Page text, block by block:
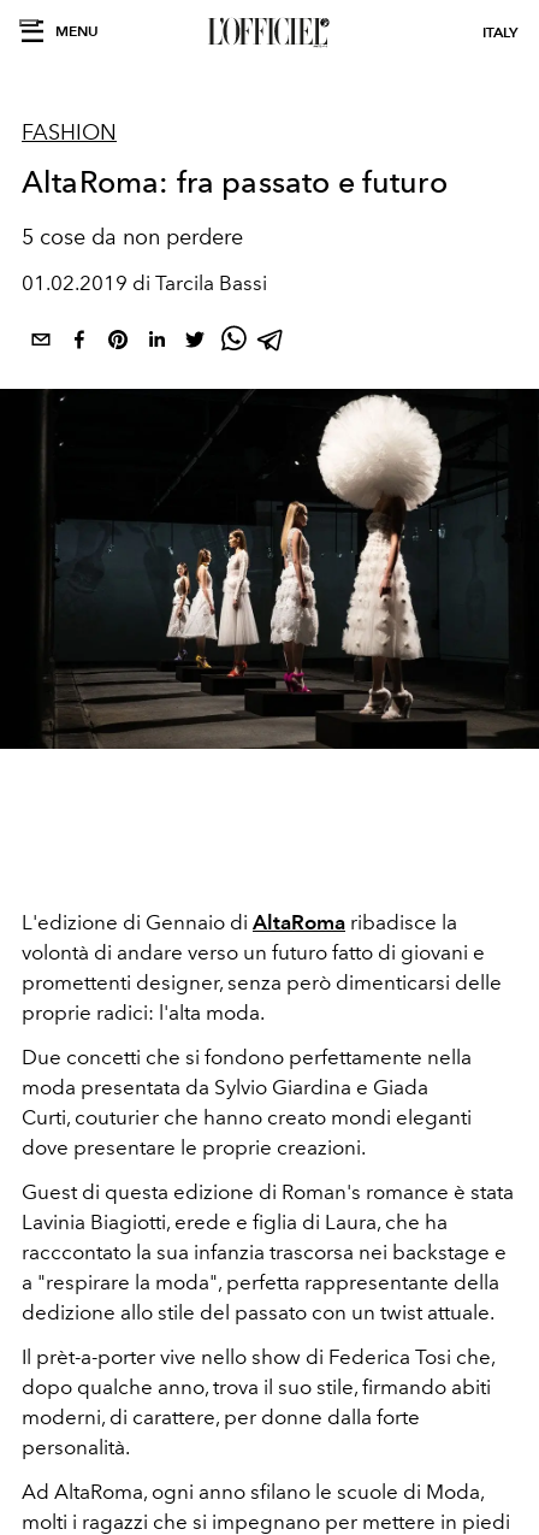
MENU ITALY
FASHION
AltaRoma: fra passato e futuro
5 cose da non perdere
01.02.2019 di Tarcila Bassi
L'edizione di Gennaio di AltaRoma ribadisce la
volontà di andare verso un futuro fatto di giovani e
promettenti designer, senza però dimenticarsi delle
proprie radici: l'alta moda.
Due concetti che si fondono perfettamente nella
moda presentata da Sylvio Giardina e Giada
Curti, couturier che hanno creato mondi eleganti
dove presentare le proprie creazioni.
Guest di questa edizione di Roman's romance è stata
Lavinia Biagiotti, erede e figlia di Laura, che ha
racccontato la sua infanzia trascorsa nei backstage e
a "respirare la moda", perfetta rappresentante della
dedizione allo stile del passato con un twist attuale.
Il prèt-a-porter vive nello show di Federica Tosi che,
dopo qualche anno, trova il suo stile, firmando abiti
moderni, di carattere, per donne dalla forte
personalità.
Ad AltaRoma, ogni anno sfilano le scuole di Moda,
molti i ragazzi che si impegnano per mettere in piedi